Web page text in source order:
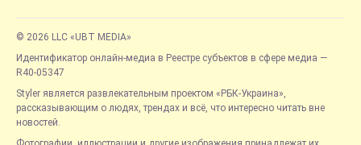
© 2026 LLC «UBT MEDIA»
Идентификатор онлайн-медиа в Реестре субъектов в сфере медиа —
R40-05347
Styler является развлекательным проектом «РБК-Украина»,
рассказывающим о людях, трендах и всё, что интересно читать вне
новостей.